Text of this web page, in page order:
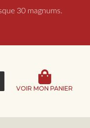
30 magnums.
VOIR MON PANIER